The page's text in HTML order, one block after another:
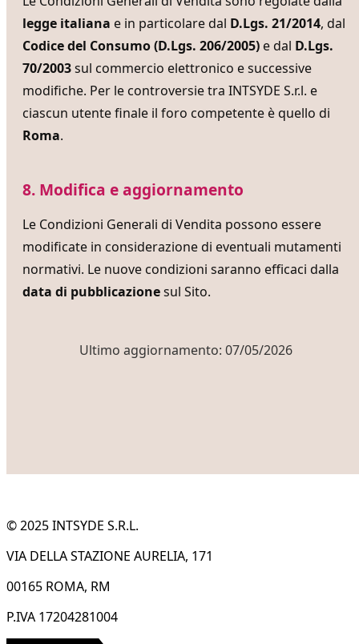
legge italiana e in particolare dal D.Lgs. 21/2014, dal
Codice del Consumo (D.Lgs. 206/2005) e dal D.Lgs.
70/2003sul commercio elettronico e successive
modifiche. Per le controversie tra INTSYDE S.r.l. e
ciascun utente finale il foro competente è quello di
Roma.
8. Modifica e aggiornamento
Le Condizioni Generali di Vendita possono essere
modificate in considerazione di eventuali mutamenti
normativi. Le nuove condizioni saranno efficaci dalla
data di pubblicazionesul Sito.
Ultimo aggiornamento: 07/05/2026
© 2025 INTSYDE S.R.L.
VIA DELLA STAZIONE AURELIA, 171
00165 ROMA, RM
P.IVA 17204281004